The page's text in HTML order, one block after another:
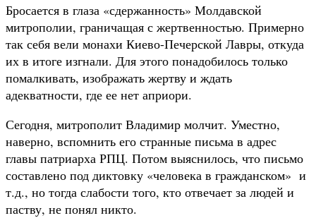
Бросается в глаза «сдержанность» Молдавской
митрополии, граничащая с жертвенностью. Примерно
так себя вели монахи Киево-Печерской Лавры, откуда
их в итоге изгнали. Для этого понадобилось только
помалкивать, изображать жертву и ждать
адекватности, где ее нет априори.
Сегодня, митрополит Владимир молчит. Уместно,
наверно, вспомнить его странные письма в адрес
главы патриарха РПЦ. Потом выяснилось, что письмо
составлено под диктовку «человека в гражданском» и
т.д., но тогда слабости того, кто отвечает за людей и
паству, не понял никто.